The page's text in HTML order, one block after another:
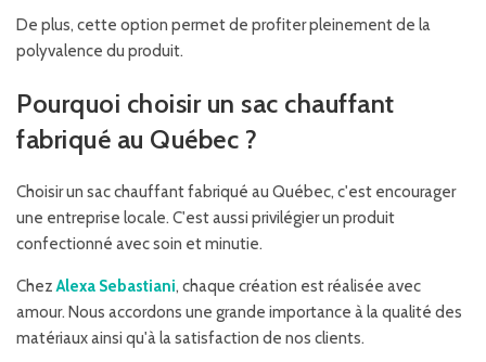
De plus, cette option permet de profiter pleinement de la
polyvalence du produit.
Pourquoi choisir un sac chauffant
fabriqué au Québec ?
Choisir un sac chauffant fabriqué au Québec, c'est encourager
une entreprise locale. C'est aussi privilégier un produit
confectionné avec soin et minutie.
ChezAlexa Sebastiani, chaque création est réalisée avec
amour. Nous accordons une grande importance à la qualité des
matériaux ainsi qu'à la satisfaction de nos clients.